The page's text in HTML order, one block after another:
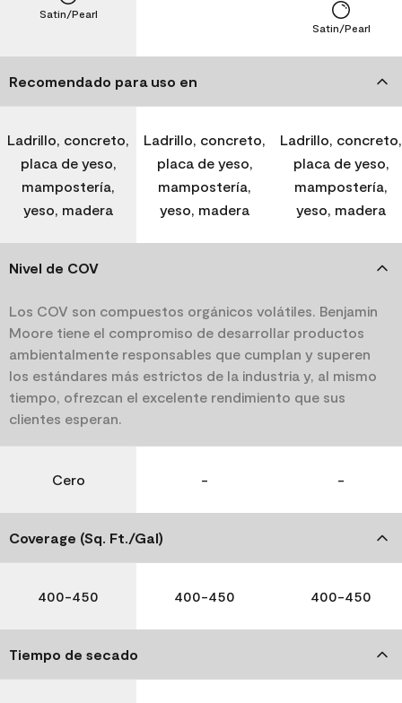
Satin/Pearl
Satin/Pearl
Recomendado para uso en
Ladrillo, concreto,
placa de yeso,
mampostería,
yeso, madera
Ladrillo, concreto,
placa de yeso,
mampostería,
yeso, madera
Ladrillo, concreto,
placa de yeso,
mampostería,
yeso, madera
Nivel de COV
Los COV son compuestos orgánicos volátiles. Benjamin
Moore tiene el compromiso de desarrollar productos
ambientalmente responsables que cumplan y superen
los estándares más estrictos de la industria y, al mismo
tiempo, ofrezcan el excelente rendimiento que sus
clientes esperan.
Cero - -
Coverage (Sq. Ft./Gal)
400-450 400-450 400-450
Tiempo de secado